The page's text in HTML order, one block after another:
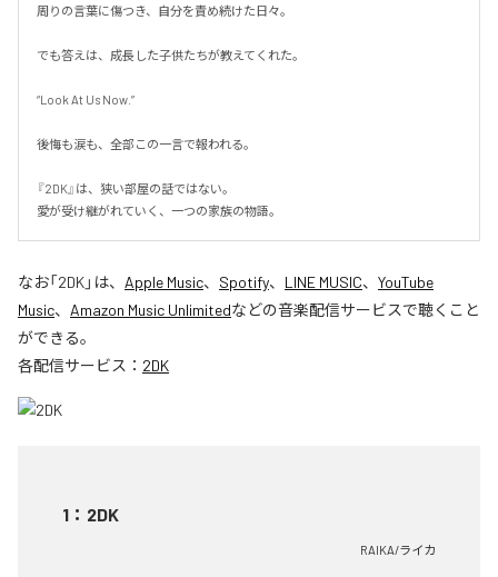
周りの言葉に傷つき、自分を責め続けた日々。
でも答えは、成長した子供たちが教えてくれた。
“Look At Us Now.”
後悔も涙も、全部この一言で報われる。
『2DK』は、狭い部屋の話ではない。
愛が受け継がれていく、一つの家族の物語。
なお「2DK」は、 Apple Music、 Spotify、 LINE MUSIC、 YouTube
Music、 Amazon Music Unlimitedなどの音楽配信サービスで聴くこと
ができる。
各配信サービス： 2DK
1 ： 2DK
RAIKA/ライカ